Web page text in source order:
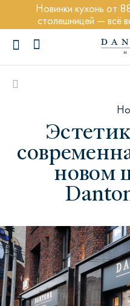
Новинки кухонь от
столешницей — всё
ПОПУЛЯРНЫЕ ЗАПРОСЫ
Диван Марсель
Стул Престон
Textures
новом